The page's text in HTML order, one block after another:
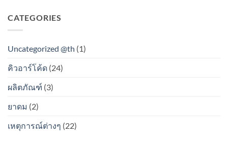
CATEGORIES
Uncategorized @th (1)
คิวอาร์โค้ด (24)
ผลิตภัณฑ์ (3)
ยาดม (2)
เหตุการณ์ต่างๆ (22)